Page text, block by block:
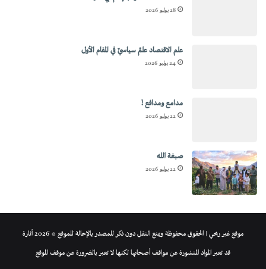
28 يوليو 2026
علم الاقتصاد علمٌ سياسيٌ في المقام الأول
24 يوليو 2026
مدامع ومدافع !
22 يوليو 2026
صبغة الله
22 يوليو 2026
موقع غير ربحي | الحقوق محفوظة ويمنع النقل دون ذكر للمصدر بالإحالة للموقع © 2026 أثارة
قد تعبر المواد المنشورة عن مواقف أصحابها لكنها لا تعبر بالضرورة عن موقف الموقع